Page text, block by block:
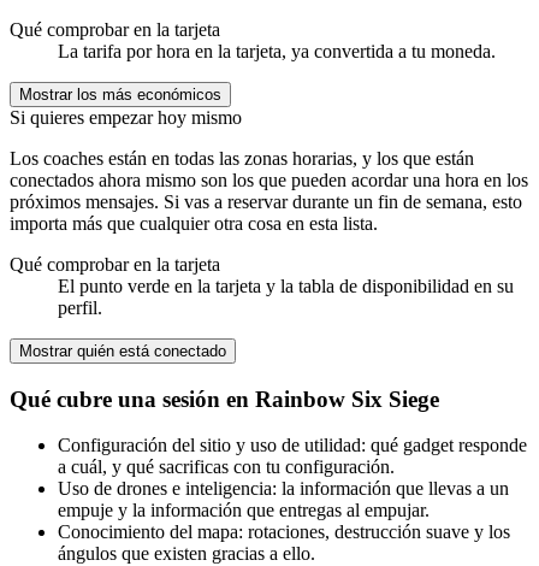
Qué comprobar en la tarjeta
La tarifa por hora en la tarjeta, ya convertida a tu moneda.
Mostrar los más económicos
Si quieres empezar hoy mismo
Los coaches están en todas las zonas horarias, y los que están
conectados ahora mismo son los que pueden acordar una hora en los
próximos mensajes. Si vas a reservar durante un fin de semana, esto
importa más que cualquier otra cosa en esta lista.
Qué comprobar en la tarjeta
El punto verde en la tarjeta y la tabla de disponibilidad en su
perfil.
Mostrar quién está conectado
Qué cubre una sesión en Rainbow Six Siege
Configuración del sitio y uso de utilidad: qué gadget responde
a cuál, y qué sacrificas con tu configuración.
Uso de drones e inteligencia: la información que llevas a un
empuje y la información que entregas al empujar.
Conocimiento del mapa: rotaciones, destrucción suave y los
ángulos que existen gracias a ello.